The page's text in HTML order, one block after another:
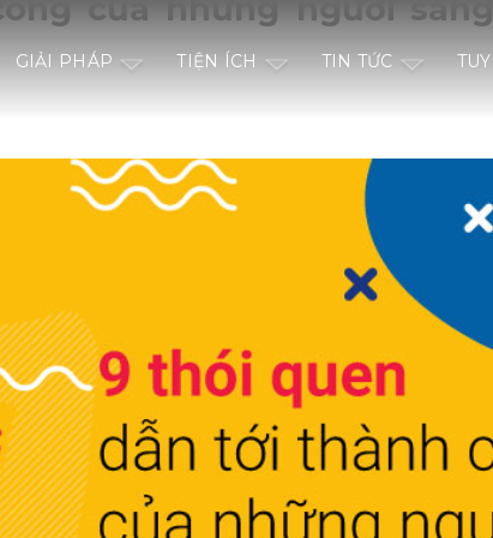
GIẢI PHÁP TIỆN ÍCH TIN TỨC
của những người